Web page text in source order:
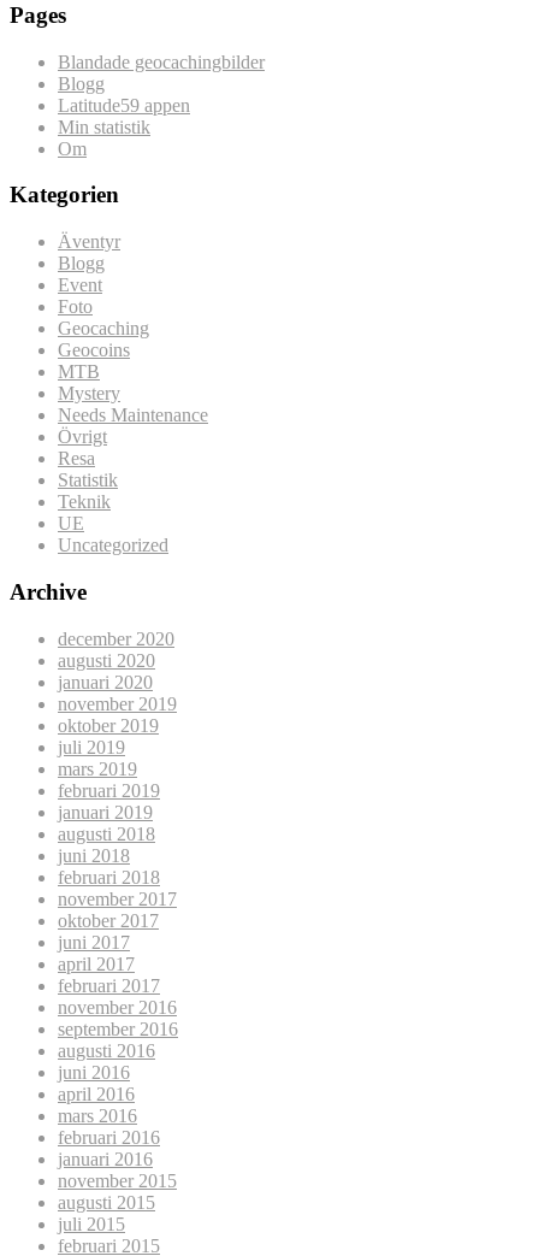
Pages
Blandade geocachingbilder
Blogg
Latitude59 appen
Min statistik
Om
Kategorien
Äventyr
Blogg
Event
Foto
Geocaching
Geocoins
MTB
Mystery
Needs Maintenance
Övrigt
Resa
Statistik
Teknik
UE
Uncategorized
Archive
december 2020
augusti 2020
januari 2020
november 2019
oktober 2019
juli 2019
mars 2019
februari 2019
januari 2019
augusti 2018
juni 2018
februari 2018
november 2017
oktober 2017
juni 2017
april 2017
februari 2017
november 2016
september 2016
augusti 2016
juni 2016
april 2016
mars 2016
februari 2016
januari 2016
november 2015
augusti 2015
juli 2015
februari 2015